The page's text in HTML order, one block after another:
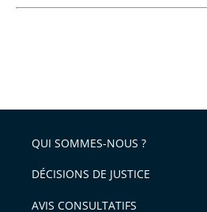
QUI SOMMES-NOUS ?
DÉCISIONS DE JUSTICE
AVIS CONSULTATIFS